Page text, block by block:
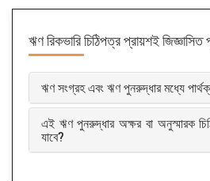
ঋণ রিকভারি চিঠিপত্রপ্রায়শই জিজ্ঞাসিত
ঋণ সংগ্রহ এবং ঋণ পুনরুদ্ধার মধ্যে
এই ঋণ পুনরুদ্ধার অক্ষর বা অনুস্মারক
যাবে?